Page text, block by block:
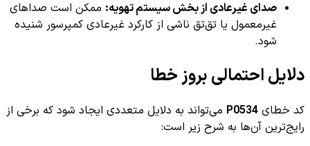
صدای غیرعادی از بخش سیستم تهویه: ممکن است صداهای
غیرمعمول یا تق‌تق ناشی از کارکرد غیرعادی کمپرسور شنیده
شود.
دلایل احتمالی بروز خطا
کد خطای P0534 می‌تواند به دلایل متعددی ایجاد شود که برخی از
رایج‌ترین آن‌ها به شرح زیر است: